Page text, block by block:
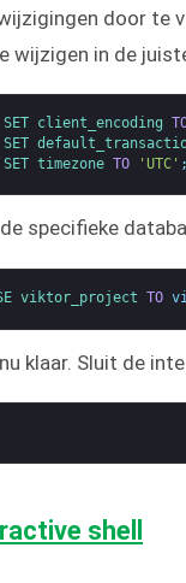
door te
wijzigen in de
SET client_encoding
SET
SET timezone TO 'UTC'
specifieke
viktor_project TO
klaar. Sluit de